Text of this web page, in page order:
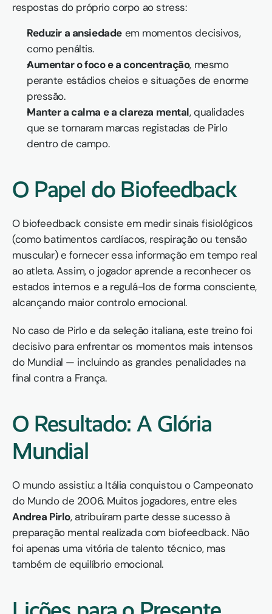
respostas do próprio corpo ao stress:
Reduzir a ansiedade em momentos decisivos,
como penáltis.
Aumentar o foco e a concentração, mesmo
perante estádios cheios e situações de enorme
pressão.
Manter a calma e a clareza mental, qualidades
que se tornaram marcas registadas de Pirlo
dentro de campo.
O Papel do Biofeedback
O biofeedback consiste em medir sinais fisiológicos
(como batimentos cardíacos, respiração ou tensão
muscular) e fornecer essa informação em tempo real
ao atleta. Assim, o jogador aprende a reconhecer os
estados internos e a regulá-los de forma consciente,
alcançando maior controlo emocional.
No caso de Pirlo e da seleção italiana, este treino foi
decisivo para enfrentar os momentos mais intensos
do Mundial — incluindo as grandes penalidades na
final contra a França.
O Resultado: A Glória
Mundial
O mundo assistiu: a Itália conquistou o Campeonato
Andrea Pirlo, atribuíram parte desse sucesso à
preparação mental realizada com biofeedback. Não
foi apenas uma vitória de talento técnico, mas
também de equilíbrio emocional.